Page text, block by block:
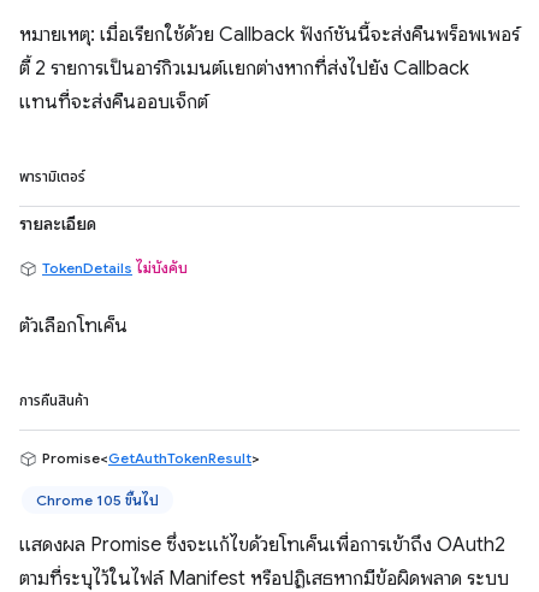
หมายเหตุ: เมื่อเรียกใช้ด้วย Callback ฟังก์ชันนี้จะส่งคืนพร็อพเพอร์
ตี้ 2 รายการเป็นอาร์กิวเมนต์แยกต่างหากที่ส่งไปยัง Callback
แทนที่จะส่งคืนออบเจ็กต์
พารามิเตอร์
รายละเอียด
TokenDetails ไม่บังคับ
ตัวเลือกโทเค็น
การคืนสินค้า
Promise<GetAuthTokenResult>
Chrome 105 ขึ้นไป
แสดงผล Promise ซึ่งจะแก้ไขด้วยโทเค็นเพื่อการเข้าถึง OAuth2
ตามที่ระบุไว้ในไฟล์ Manifest หรือปฏิเสธหากมีข้อผิดพลาด ระบบ